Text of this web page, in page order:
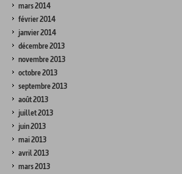
mars 2014
février 2014
janvier 2014
décembre 2013
novembre 2013
octobre 2013
septembre 2013
août 2013
juillet 2013
juin 2013
mai 2013
avril 2013
mars 2013